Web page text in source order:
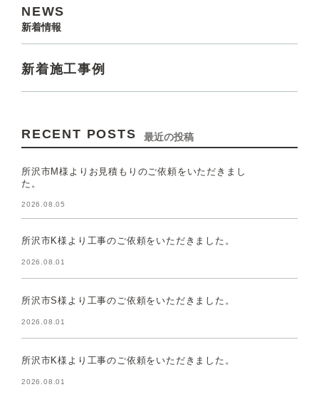
NEWS
新着情報
新着施工事例
RECENT POSTS 最近の投稿
所沢市M様よりお見積もりのご依頼をいただきまし
た。
2026.08.05
所沢市K様より工事のご依頼をいただきました。
2026.08.01
所沢市S様より工事のご依頼をいただきました。
2026.08.01
所沢市K様より工事のご依頼をいただきました。
2026.08.01